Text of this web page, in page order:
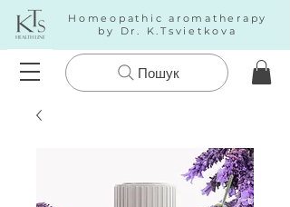
Homeopathic aromatherapy
by Dr. K.Tsvietkova
Пошук